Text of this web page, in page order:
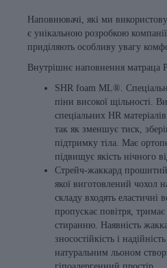
Наповнювачі, які ми
є унікальною розробкою
приділяють особливу увагу
Внутрішнє наповнення матраца
SHR foam ML®.
піни високої щільності.
спеціальних HR
так як зменшує тиск,
підтримку тіла. Має
підвищує якість нічного
Стрейч-жаккард
якої виготовлений чохол
складу входять еластичні
пропускає повітря,
стиранню. Наявність
зносостійкість і
натуральним льоном